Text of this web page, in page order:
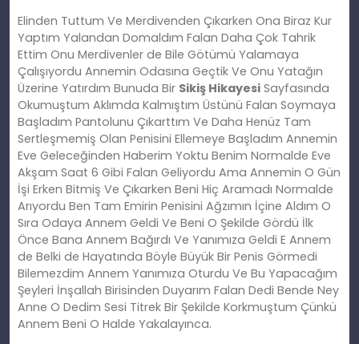
Elinden Tuttum Ve Merdivenden Çıkarken Ona Biraz Kur
Yaptım Yalandan Domaldım Falan Daha Çok Tahrik
Ettim Onu Merdivenler de Bile Götümü Yalamaya
Çalışıyordu Annemin Odasına Geçtik Ve Onu Yatağın
Üzerine Yatırdım Bunuda Bir Sikiş Hikayesi Sayfasında
Okumuştum Aklımda Kalmıştım Üstünü Falan Soymaya
Başladım Pantolunu Çıkarttım Ve Daha Henüz Tam
Sertleşmemiş Olan Penisini Ellemeye Başladım Annemin
Eve Geleceğinden Haberim Yoktu Benim Normalde Eve
Akşam Saat 6 Gibi Falan Geliyordu Ama Annemin O Gün
İşi Erken Bitmiş Ve Çıkarken Beni Hiç Aramadı Normalde
Arıyordu Ben Tam Emirin Penisini Ağzımın İçine Aldım O
Sıra Odaya Annem Geldi Ve Beni O Şekilde Gördü İlk
Önce Bana Annem Bağırdı Ve Yanımıza Geldi E Annem
de Belki de Hayatında Böyle Büyük Bir Penis Görmedi
Bilemezdim Annem Yanımıza Oturdu Ve Bu Yapacağım
Şeyleri İnşallah Birisinden Duyarım Falan Dedi Bende Ney
Anne O Dedim Sesi Titrek Bir Şekilde Korkmuştum Çünkü
Annem Beni O Halde Yakalayınca.